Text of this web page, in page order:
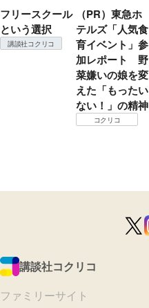
フリースクール
という選択
講談社コクリコ
（PR）東急ホ
テルズ「人気食
育イベント」参
加レポート 野
菜嫌いの娘を変
えた「もったい
ない！」の精神
コクリコ
講談社コクリコ
ファミリーサイト